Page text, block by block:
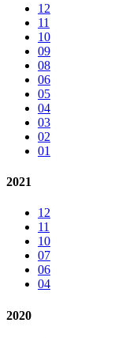
12
11
10
09
08
06
05
04
03
02
01
2021
12
11
10
07
06
04
2020